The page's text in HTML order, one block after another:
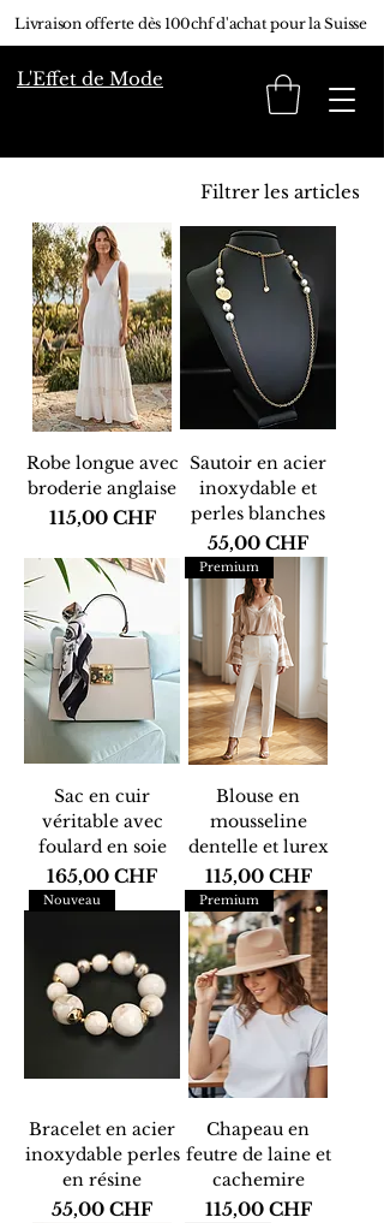
Livraison offerte dès 100chf d'achat pour la Suisse
L'Effet de Mode
Filtrer les articles
Robe longue avec
broderie anglaise
Prix
115,00 CHF
Sautoir en acier
inoxydable et
perles blanches
Prix
55,00 CHF
Sac en cuir
véritable avec
foulard en soie
Prix
165,00 CHF
Premium
Blouse en
mousseline
dentelle et lurex
Prix
115,00 CHF
Nouveau
Bracelet en acier
inoxydable perles
en résine
Prix
55,00 CHF
Premium
Chapeau en
feutre de laine et
cachemire
Prix
115,00 CHF